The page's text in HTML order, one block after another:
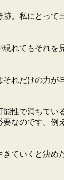
。私にとって
れてもそれを
れだけの力が
性で満ちてい
なのです。例
ていくと決め